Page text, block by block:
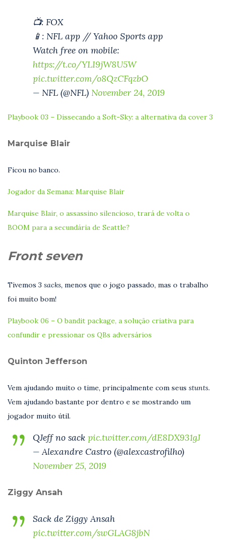
📺: FOX
📱: NFL app // Yahoo Sports app
Watch free on mobile:
https://t.co/YLI9jW8U5W
pic.twitter.com/o8QzCFqzbO
— NFL (@NFL) November 24, 2019
Playbook 03 – Dissecando a Soft-Sky: a alternativa da cover 3
Marquise Blair
Ficou no banco.
Jogador da Semana: Marquise Blair
Marquise Blair, o assassino silencioso, trará de volta o
BOOM para a secundária de Seattle?
Front seven
Tivemos 3 sacks, menos que o jogo passado, mas o trabalho
foi muito bom!
Playbook 06 – O bandit package, a solução criativa para
confundir e pressionar os QBs adversários
Quinton Jefferson
Vem ajudando muito o time, principalmente com seus stunts.
Vem ajudando bastante por dentro e se mostrando um
jogador muito útil.
QJeff no sack pic.twitter.com/dE8DX931gJ
— Alexandre Castro (@alexcastrofilho)
November 25, 2019
Ziggy Ansah
Sack de Ziggy Ansah
pic.twitter.com/swGLAG8jbN